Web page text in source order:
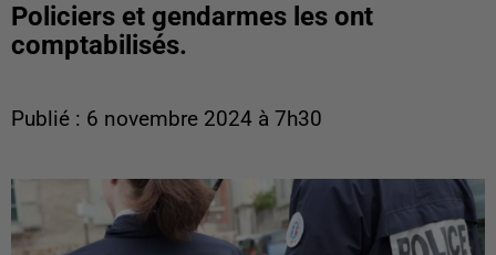
Policiers et gendarmes les ont
comptabilisés.
Publié : 6 novembre 2024 à 7h30